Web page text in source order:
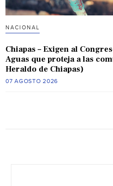
NACIONAL
Chiapas – Exigen al
Aguas que proteja a las
Heraldo de Chiapas)
07 AGOSTO 2026